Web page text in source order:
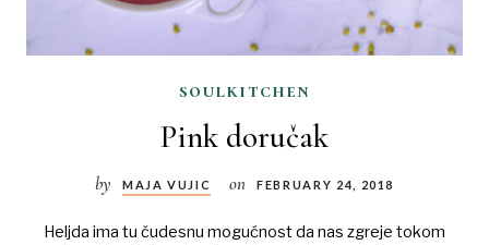
soulkitchen
Pink doručak
by MAJA VUJIC on FEBRUARY 24, 2018
Heljda ima tu čudesnu mogućnost da nas zgreje tokom